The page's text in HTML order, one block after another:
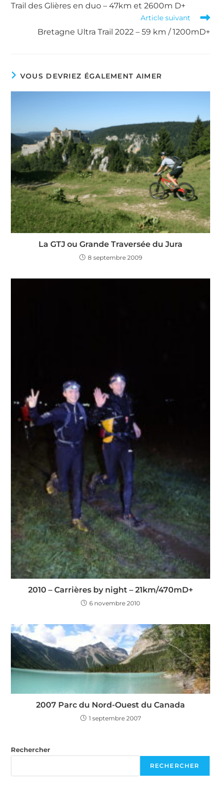
articles
Trail des Glières en duo – 47km et 2600m D+
Article suivant
Bretagne Ultra Trail 2022 – 59 km / 1200mD+
VOUS DEVRIEZ ÉGALEMENT AIMER
La GTJ ou Grande Traversée du Jura
8 septembre 2009
2010 – Carrières by night – 21km/470mD+
6 novembre 2010
2007 Parc du Nord-Ouest du Canada
1 septembre 2007
Rechercher
RECHERCHER